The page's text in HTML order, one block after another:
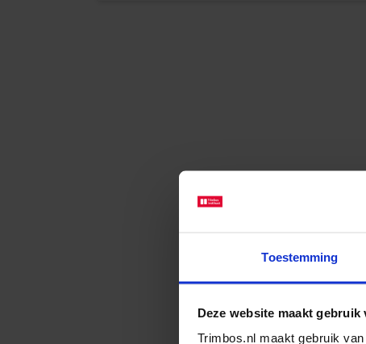
Toestemming
Deze website maakt gebruik
Trimbos.nl maakt gebruik